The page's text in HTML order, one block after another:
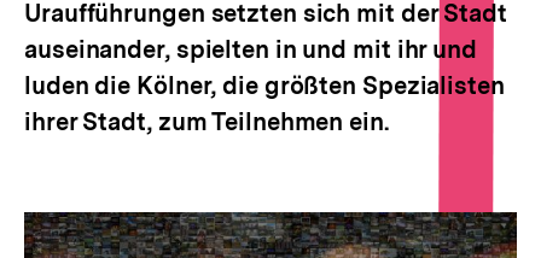
Uraufführungen setzten sich mit der Stadt
auseinander, spielten in und mit ihr und
luden die Kölner, die größten Spezialisten
ihrer Stadt, zum Teilnehmen ein.